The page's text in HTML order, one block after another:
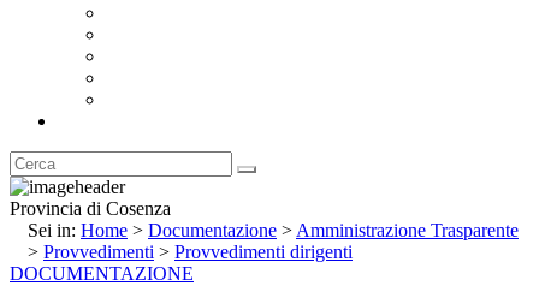
Provincia di Cosenza
Sei in: Home > Documentazione > Amministrazione Trasparente
> Provvedimenti > Provvedimenti dirigenti
DOCUMENTAZIONE